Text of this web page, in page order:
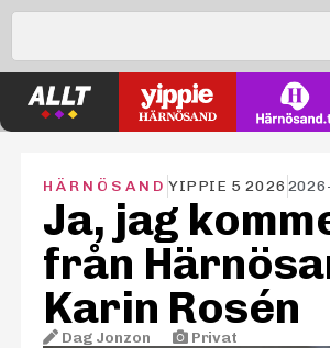
HÄRNÖSAND YIPPIE 5 2026
Ja, jag
från
Karin Rosén
Dag Jonzon Privat